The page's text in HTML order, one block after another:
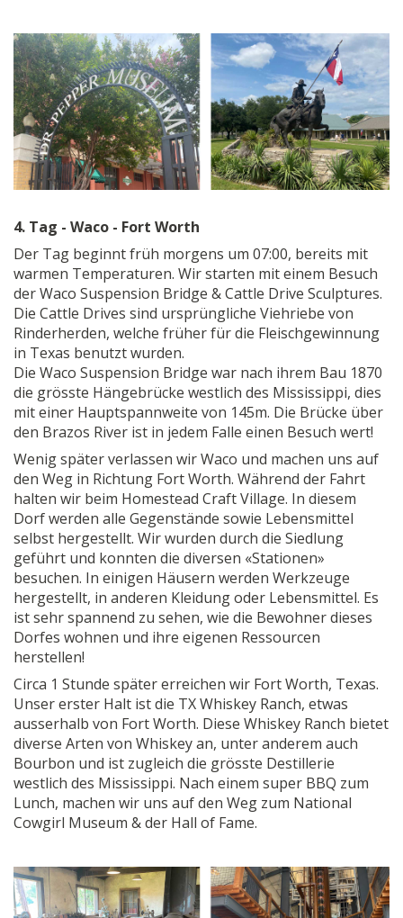
4. Tag - Waco - Fort Worth
Der Tag beginnt früh morgens um 07:00, bereits mit
warmen Temperaturen. Wir starten mit einem Besuch
der Waco Suspension Bridge & Cattle Drive Sculptures.
Die Cattle Drives sind ursprüngliche Viehriebe von
Rinderherden, welche früher für die Fleischgewinnung
in Texas benutzt wurden.
Die Waco Suspension Bridge war nach ihrem Bau 1870
die grösste Hängebrücke westlich des Mississippi, dies
mit einer Hauptspannweite von 145m. Die Brücke über
den Brazos River ist in jedem Falle einen Besuch wert!
Wenig später verlassen wir Waco und machen uns auf
den Weg in Richtung Fort Worth. Während der Fahrt
halten wir beim Homestead Craft Village. In diesem
Dorf werden alle Gegenstände sowie Lebensmittel
selbst hergestellt. Wir wurden durch die Siedlung
geführt und konnten die diversen «Stationen»
besuchen. In einigen Häusern werden Werkzeuge
hergestellt, in anderen Kleidung oder Lebensmittel. Es
ist sehr spannend zu sehen, wie die Bewohner dieses
Dorfes wohnen und ihre eigenen Ressourcen
herstellen!
Circa 1 Stunde später erreichen wir Fort Worth, Texas.
Unser erster Halt ist die TX Whiskey Ranch, etwas
ausserhalb von Fort Worth. Diese Whiskey Ranch bietet
diverse Arten von Whiskey an, unter anderem auch
Bourbon und ist zugleich die grösste Destillerie
westlich des Mississippi. Nach einem super BBQ zum
Lunch, machen wir uns auf den Weg zum National
Cowgirl Museum & der Hall of Fame.